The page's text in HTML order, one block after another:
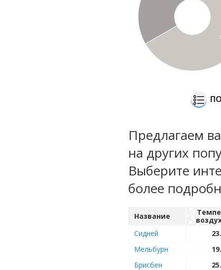
Предлагаем
на других
Выберите
более
Название
Сидней
Мельбурн
Брисбен